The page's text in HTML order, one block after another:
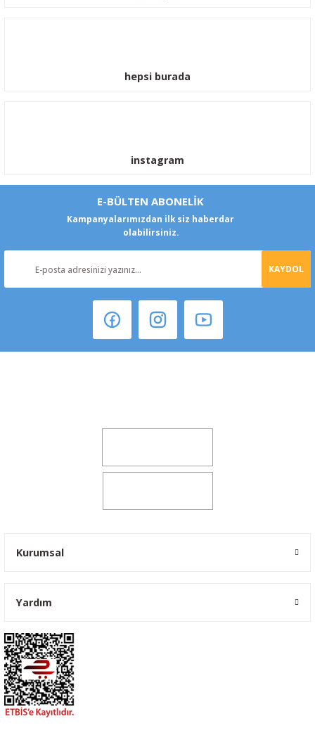
hepsi burada
instagram
E-BÜLTEN ABONELİK
Kampanyalarımızdan ilk siz haberdar
olabilirsiniz.
KAYDOL
Kurumsal
Yardım